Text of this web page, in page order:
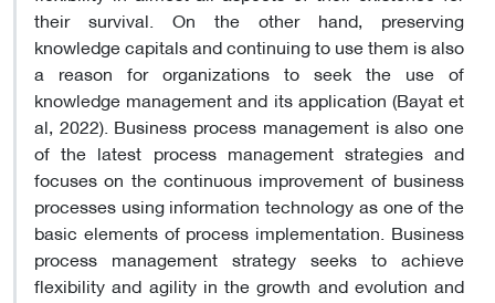
their survival. On the other hand, preserving
knowledge capitals and continuing to use them is also
a reason for organizations to seek the use of
knowledge management and its application (Bayat et
al, 2022). Business process management is also one
of the latest process management strategies and
focuses on the continuous improvement of business
processes using information technology as one of the
basic elements of process implementation. Business
process management strategy seeks to achieve
flexibility and agility in the growth and evolution and